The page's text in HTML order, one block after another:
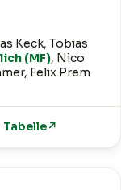
Keck, Tobias
(MF), Nico
Felix Prem
Tabelle↗